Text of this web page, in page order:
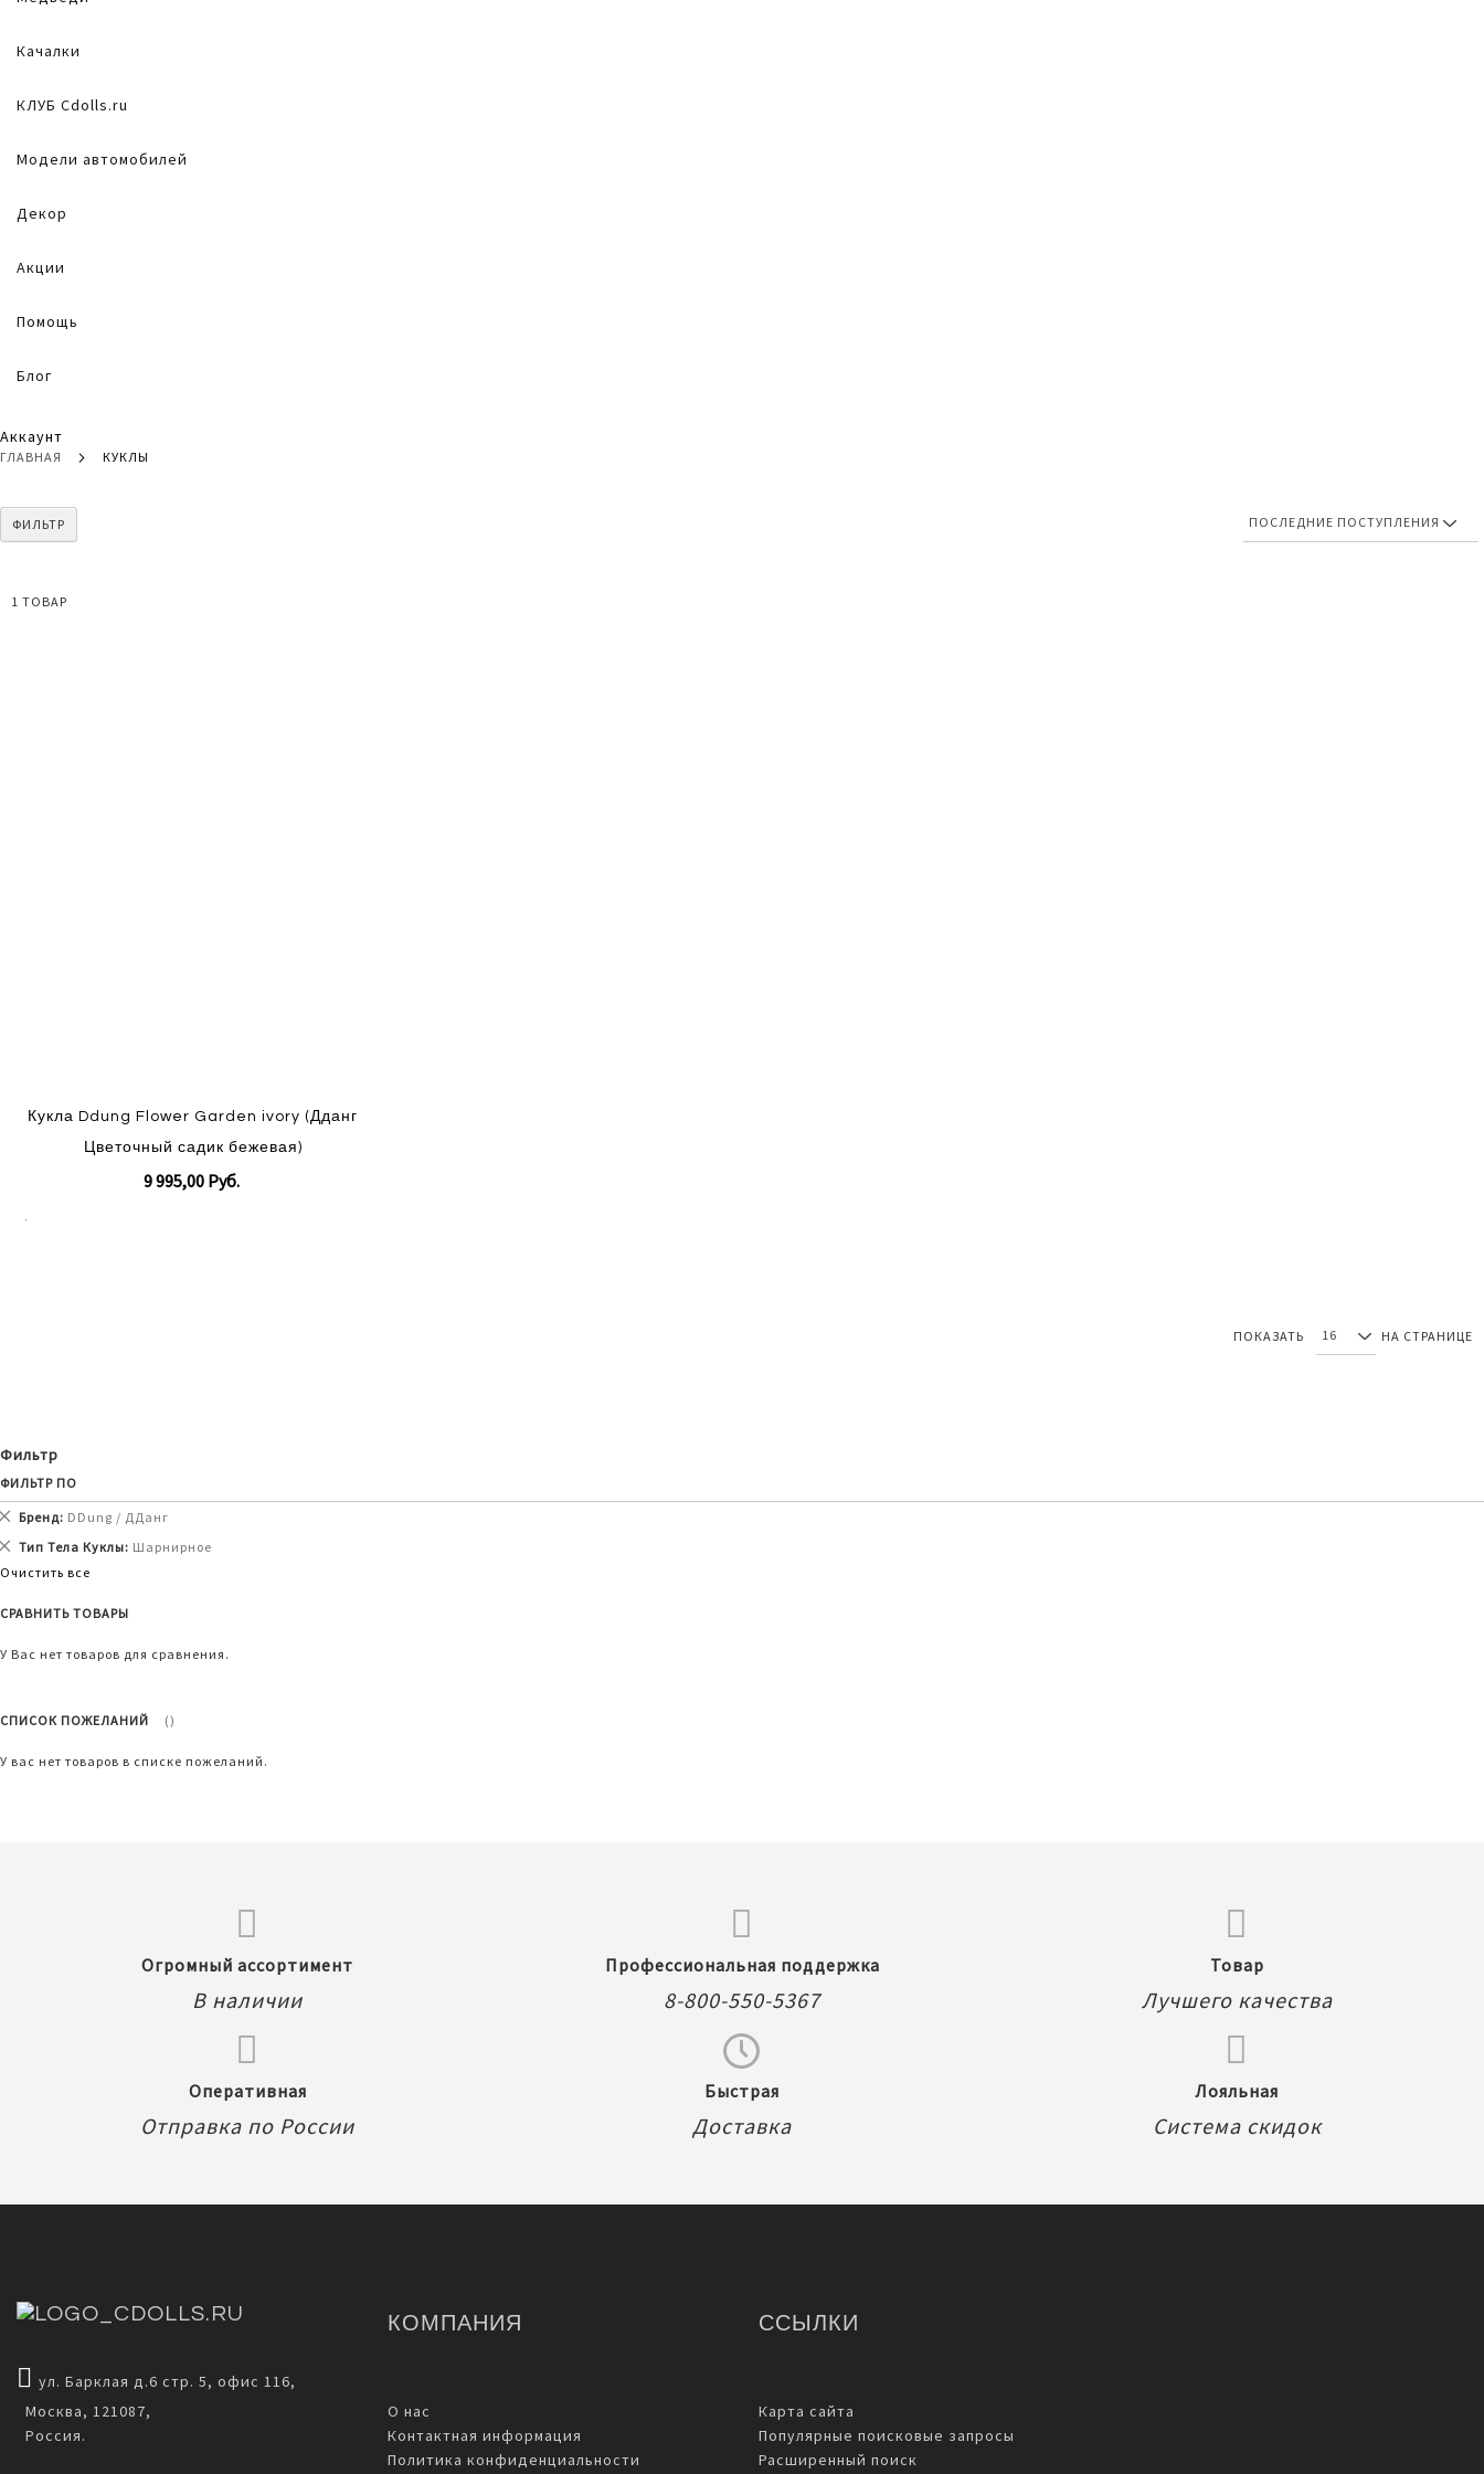
Качалки
КЛУБ Cdolls.ru
Модели автомобилей
Декор
Акции
Помощь
Блог
Аккаунт
ГЛАВНАЯ КУКЛЫ
1 ТОВАР
Кукла Ddung Flower Garden ivory (Дданг
Цветочный садик бежевая)
9 995,00 Руб.
ПОКАЗАТЬ НА СТРАНИЦЕ
Фильтр
ФИЛЬТР
ФИЛЬТР ПО
Бренд DDung / ДДанг
Удалить
товар
Тип Тела Куклы Шарнирное
Удалить
товар
Очистить все
СРАВНИТЬ ТОВАРЫ
У Вас нет товаров для сравнения.
СПИСОК ПОЖЕЛАНИЙ
У вас нет товаров в списке пожеланий.
Огромный ассортимент
В наличии
Профессиональная поддержка
8-800-550-5367
Товар
Лучшего качества
Оперативная
Отправка по России
Быстрая
Доставка
Лояльная
Система скидок
ул. Барклая д.6 стр. 5, офис 116,
Москва, 121087,
Россия.
КОМПАНИЯ
О нас
Контактная информация
Политика конфиденциальности
ССЫЛКИ
Карта сайта
Популярные поисковые запросы
Расширенный поиск